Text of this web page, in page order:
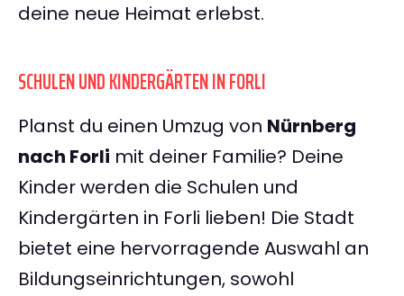
deine neue Heimat erlebst.
SCHULEN UND KINDERGÄRTEN IN FORLI
Planst du einen Umzug von Nürnberg
nach Forli mit deiner Familie? Deine
Kinder werden die Schulen und
Kindergärten in Forli lieben! Die Stadt
bietet eine hervorragende Auswahl an
Bildungseinrichtungen, sowohl